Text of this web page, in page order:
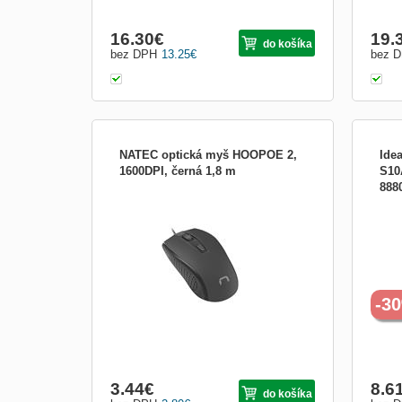
13.25€
bez DPH
16.30€ do košíka
bez
NATEC optická myš HOOPOE 2,
1600DPI, černá 1,8 m
vzhledem. Hluboká a univerzální černá
barva konstrukce dokonale zapadne do
každého herního stojanu a speciální
žlábkování na bocích zaručí pevný úchop.
PŘESNÝ SENZOR My...
3.44€ do košíka
get
-